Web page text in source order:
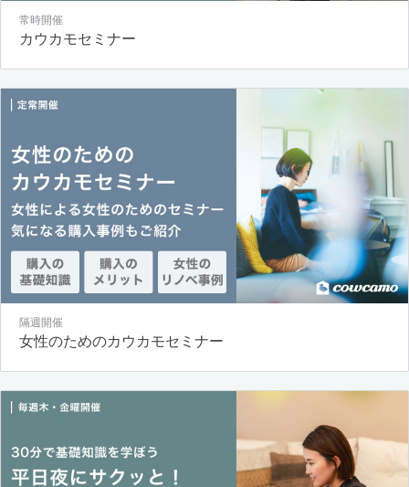
常時開催
カウカモセミナー
隔週開催
女性のためのカウカモセミナー